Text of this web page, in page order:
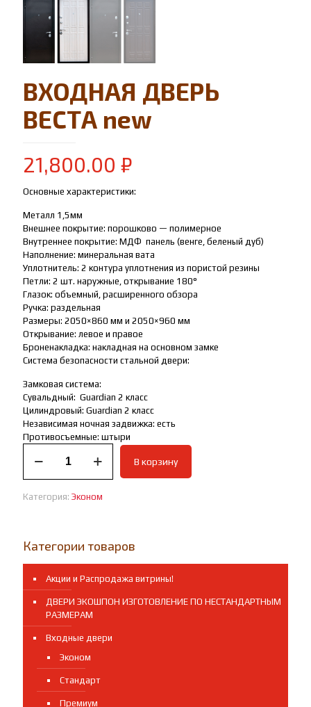
ВХОДНАЯ ДВЕРЬ
ВЕСТА new
21,800.00 ₽
Основные характеристики:
Металл 1,5мм
Внешнее покрытие: порошково — полимерное
Внутреннее покрытие: МДФ панель (венге, беленый дуб)
Наполнение: минеральная вата
Уплотнитель: 2 контура уплотнения из пористой резины
Петли: 2 шт. наружные, открывание 180°
Глазок: объемный, расширенного обзора
Ручка: раздельная
Размеры: 2050×860 мм и 2050×960 мм
Открывание: левое и правое
Броненакладка: накладная на основном замке
Система безопасности стальной двери:
Замковая система:
Сувальдный: Guardian 2 класс
Цилиндровый: Guardian 2 класс
Независимая ночная задвижка: есть
Противосъемные: штыри
товара
ВЕСТА
В корзину
Категория: Эконом
Категории товаров
Акции и Распродажа витрины!
ДВЕРИ ЭКОШПОН ИЗГОТОВЛЕНИЕ ПО НЕСТАНДАРТНЫМ
РАЗМЕРАМ
Входные двери
Эконом
Стандарт
Премиум